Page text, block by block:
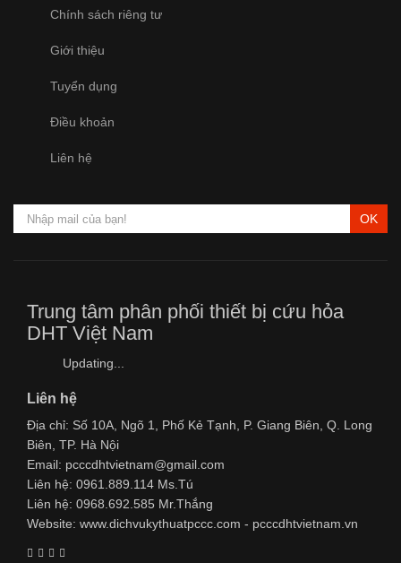
Chính sách riêng tư
Giới thiệu
Tuyển dụng
Điều khoản
Liên hệ
OK
Trung tâm phân phối thiết bị cứu hỏa
DHT Việt Nam
Updating...
Liên hệ
Địa chỉ: Số 10A, Ngõ 1, Phố Kẻ Tạnh, P. Giang Biên, Q. Long
Biên, TP. Hà Nội
Email: pcccdhtvietnam@gmail.com
Liên hệ: 0961.889.114 Ms.Tú
Liên hệ: 0968.692.585 Mr.Thắng
Website: www.dichvukythuatpccc.com - pcccdhtvietnam.vn